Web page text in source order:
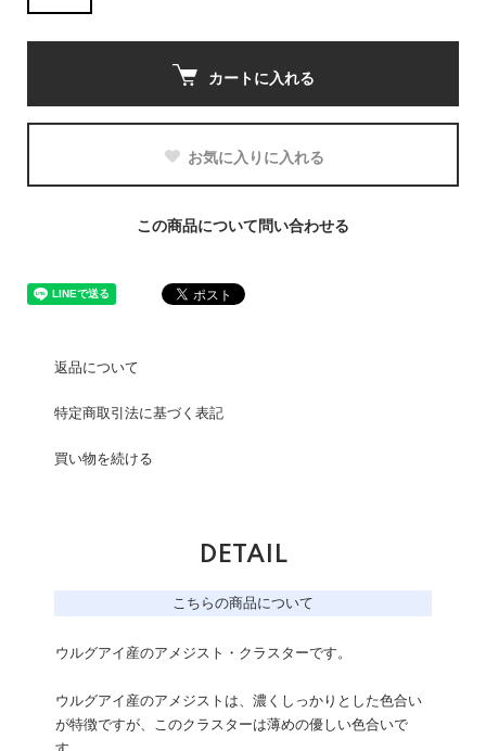
カートに入れる
お気に入りに入れる
この商品について問い合わせる
返品について
特定商取引法に基づく表記
買い物を続ける
DETAIL
こちらの商品について
ウルグアイ産のアメジスト・クラスターです。
ウルグアイ産のアメジストは、濃くしっかりとした色合い
が特徴ですが、このクラスターは薄めの優しい色合いで